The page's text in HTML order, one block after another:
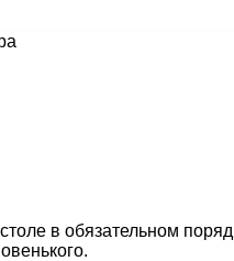
в обязательном